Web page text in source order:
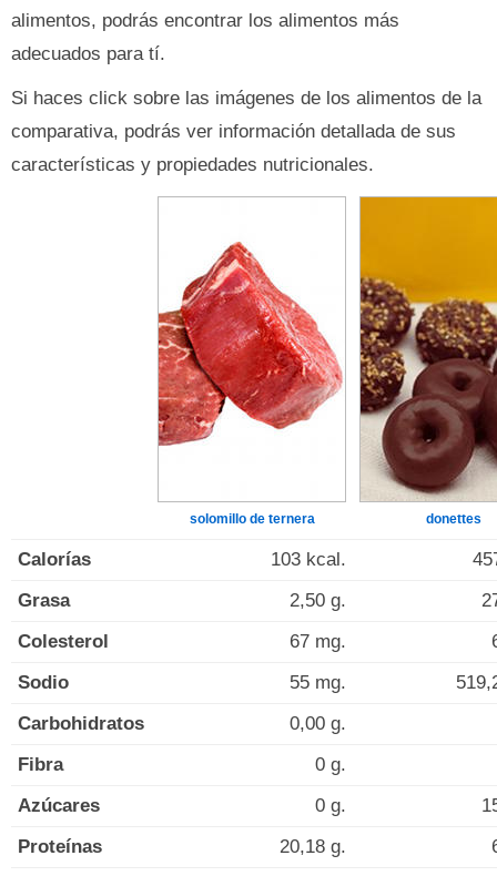
alimentos, podrás encontrar los alimentos más
adecuados para tí.
Si haces click sobre las imágenes de los alimentos de la
comparativa, podrás ver información detallada de sus
características y propiedades nutricionales.
solomillo de ternera donettes
Calorías 103 kcal.
Grasa
2,50 g.
Colesterol
67 mg.
Sodio
55 mg.
Carbohidratos
0,00 g.
Fibra
0 g.
Azúcares
0 g.
Proteínas
20,18 g.